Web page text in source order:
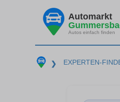
Automarkt
Autos einfach finden
❯ EXPERTEN-